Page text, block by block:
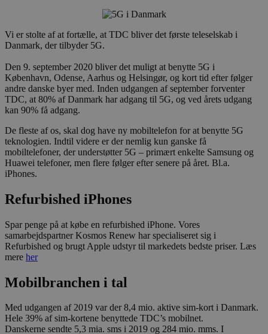
Vi er stolte af at fortælle, at TDC bliver det første teleselskab i
Danmark, der tilbyder 5G.
Den 9. september 2020 bliver det muligt at benytte 5G i
København, Odense, Aarhus og Helsingør, og kort tid efter følger
andre danske byer med. Inden udgangen af september forventer
TDC, at 80% af Danmark har adgang til 5G, og ved årets udgang
kan 90% få adgang.
De fleste af os, skal dog have ny mobiltelefon for at benytte 5G
teknologien. Indtil videre er der nemlig kun ganske få
mobiltelefoner, der understøtter 5G – primært enkelte Samsung og
Huawei telefoner, men flere følger efter senere på året. Bl.a.
iPhones.
Refurbished iPhones
Spar penge på at købe en refurbished iPhone. Vores
samarbejdspartner Kosmos Renew har specialiseret sig i
Refurbished og brugt Apple udstyr til markedets bedste priser. Læs
mere her
Mobilbranchen i tal
Med udgangen af 2019 var der 8,4 mio. aktive sim-kort i Danmark.
Hele 39% af sim-kortene benyttede TDC’s mobilnet.
Danskerne sendte 5,3 mia. sms i 2019 og 284 mio. mms. I